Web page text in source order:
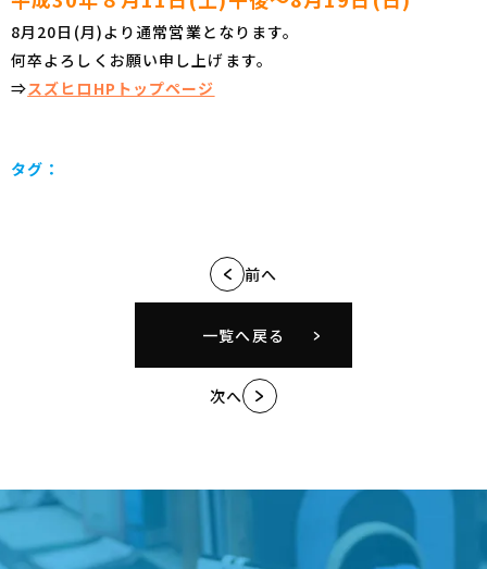
8月20日(月)より通常営業となります。
何卒よろしくお願い申し上げます。
⇒スズヒロHPトップページ
タグ：
前へ
一覧へ戻る
次へ